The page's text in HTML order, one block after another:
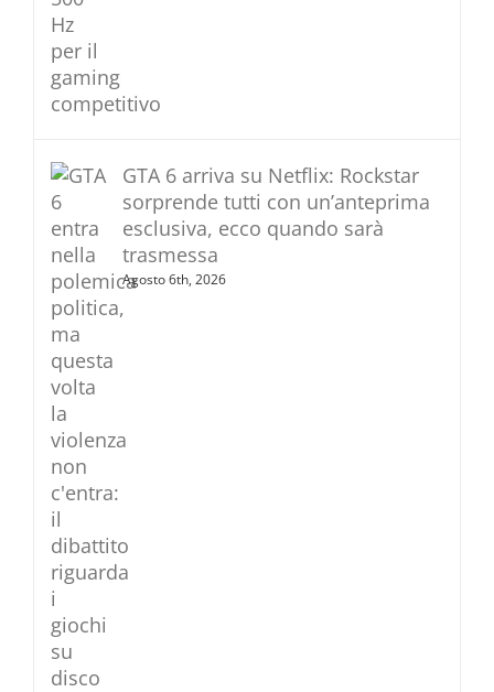
GTA 6 arriva su Netflix: Rockstar
sorprende tutti con un’anteprima
esclusiva, ecco quando sarà
trasmessa
Agosto 6th, 2026